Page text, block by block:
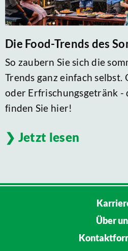
Die Food-Trends des
So zaubern Sie sich die
Trends ganz einfach selbst.
oder Erfrischungsgetränk -
finden Sie hier!
Jetzt lesen
Über